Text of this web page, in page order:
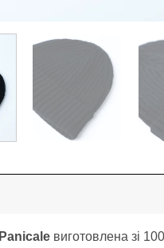
Panicaleвиготовлена зі